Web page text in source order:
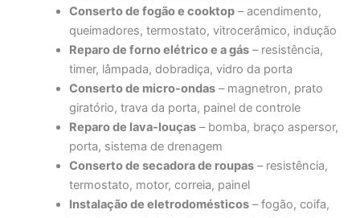
Conserto de fogão e cooktop – acendimento,
queimadores, termostato, vitrocerâmico, indução
Reparo de forno elétrico e a gás – resistência,
timer, lâmpada, dobradiça, vidro da porta
Conserto de micro-ondas – magnetron, prato
giratório, trava da porta, painel de controle
Reparo de lava-louças – bomba, braço aspersor,
porta, sistema de drenagem
Conserto de secadora de roupas – resistência,
termostato, motor, correia, painel
Instalação de eletrodomésticos – fogão, coifa,